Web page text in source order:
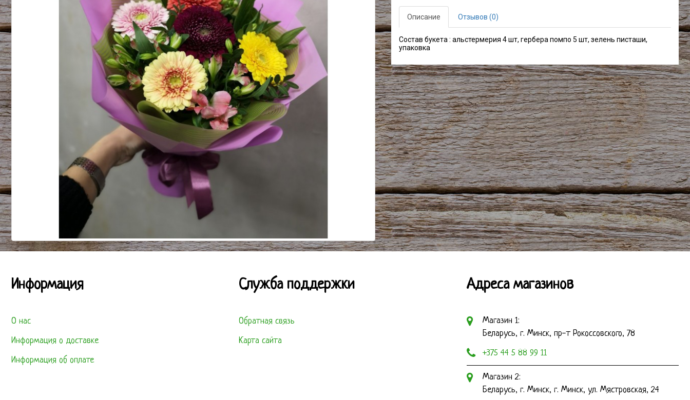
Описание Отзывов (0)
Состав букета : альстермерия 4 шт, гербера помпо 5 шт, зелень писташи,
упаковка
Информация
О нас
Информация о доставке
Информация об оплате
Служба поддержки
Обратная связь
Карта сайта
Адреса магазинов
Магазин 1:
Беларусь, г. Минск, пр-т Рокоссовского, 78
+375 44 5 88 99 11
Магазин 2:
Беларусь, г. Минск, г. Минск, ул. Мястровская, 24